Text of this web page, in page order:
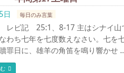
日 毎日のみ言葉
ビ記 25:1、8-17 主はシナイ山
わち七年を七度数えなさい。七
罪日に、雄羊の角笛を鳴り響かせ